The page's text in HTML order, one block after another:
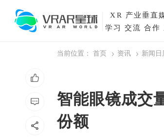
XR
产业垂直
学习 交流 合作
当前位置： 首页 资讯 新闻日
智能眼镜成交
份额